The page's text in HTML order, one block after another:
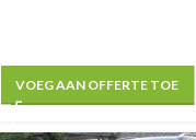
VOEG AAN OFFERTE TOE